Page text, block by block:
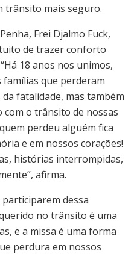
trânsito mais seguro.
Frei Djalmo Fuck,
de trazer conforto
18 anos nos unimos,
que perderam
fatalidade, mas também
com o trânsito de nossas
perdeu alguém fica
e em nossos corações!
histórias interrompidas,
afirma.
dessa
no trânsito é uma
e a missa é uma forma
perdura em nossos